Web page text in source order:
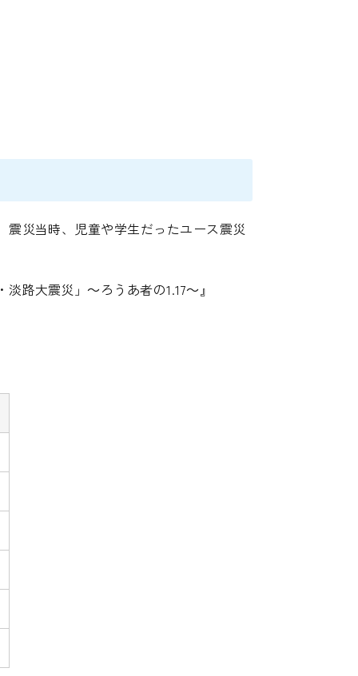
災当時、児童や学生だったユース震災
路大震災」～ろうあ者の1.17～』